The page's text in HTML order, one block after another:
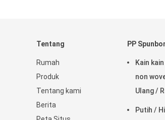
Tentang
Rumah
Produk
Tentang kami
Berita
PP
Kain
non
Ulang /
Putih /